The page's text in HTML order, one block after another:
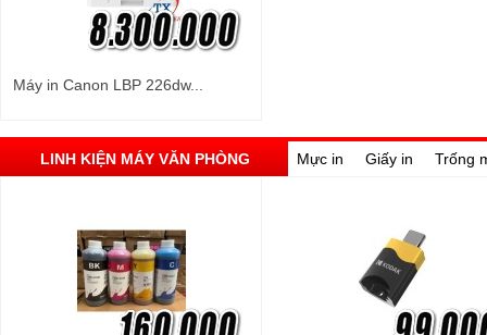
Máy in Canon LBP 226dw...
LINH KIỆN MÁY VĂN PHÒNG Mực in Giấy in Trống